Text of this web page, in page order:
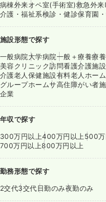
病棟外来オペ室(手術室)救急外来
介護・福祉系検診・健診保育園
施設形態で探す
一般病院大学病院一般＋療養療
美容クリニック訪問看護介護施設
介護老人保健施設有料老人ホーム
グループホームサ高住障がい者
企業
年収で探す
300万円以上400万円以上 500万
700万円以上800万円以上
勤務形態で探す
2交代3交代日勤のみ夜勤のみ